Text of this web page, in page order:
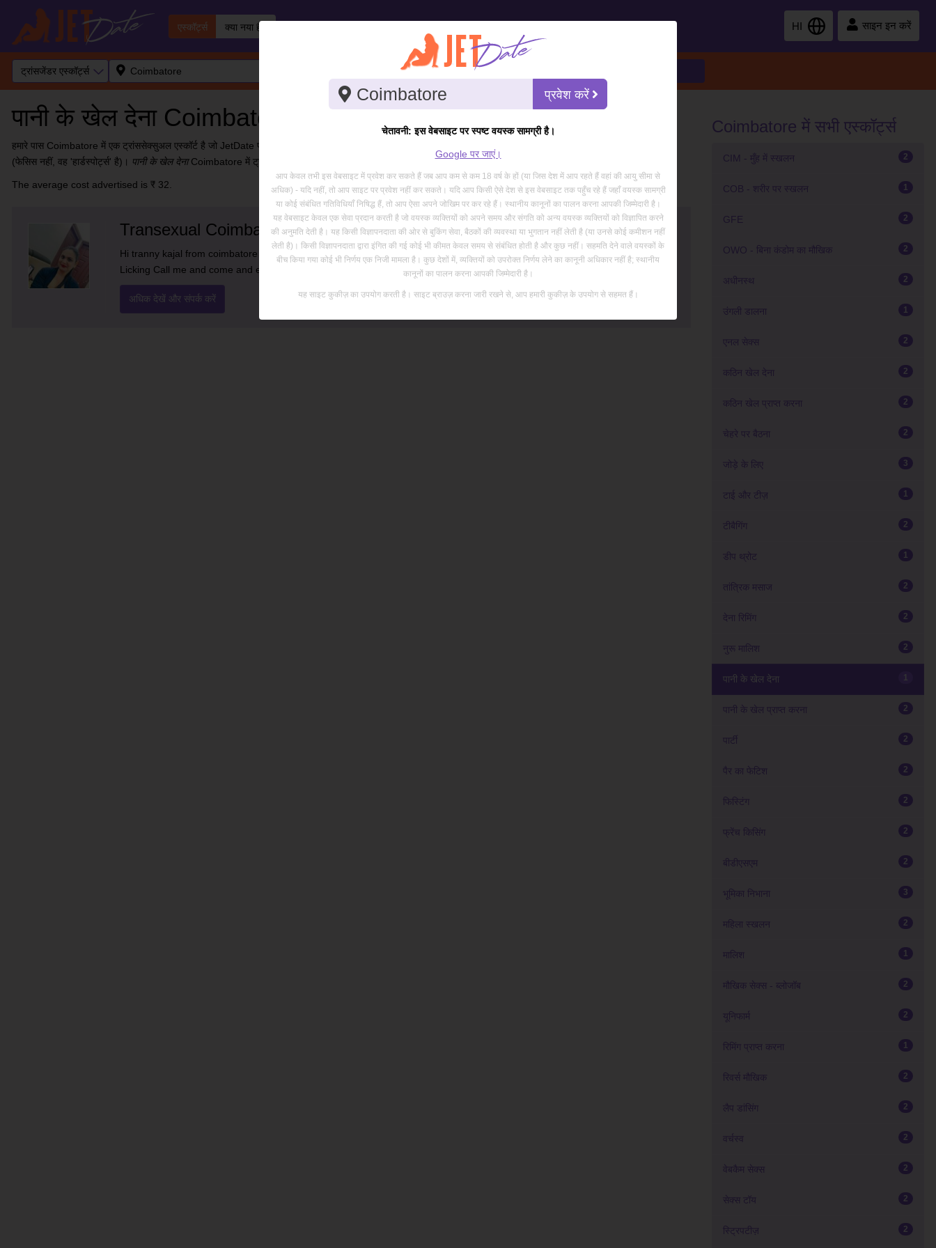
HI साइन इन करें
एस्कॉर्ट्स क्या नया है?
ट्रांसजेंडर एस्कॉर्ट्स पानी के खेल देना
पानी के खेल देना Coimbatore, India में ट्रांसजेंडर एस्कॉर्ट्स
हमारे पास Coimbatore में एक ट्रांससेक्सुअल एस्कॉर्ट है जो JetDate पर पानी के खेल देना की पेशकश करता है: शारीरिक तरल पदार्थों, सामान्यतः मूत्र या लार, से जुड़ी संवेदनात्मक या यौन खेल
(फेसिस नहीं, वह 'हार्डस्पोर्ट्स' है)। पानी के खेल देनाCoimbatore में ट्रांससेक्सुअल एस्कॉर्ट्स के बीच 34th सबसे लोकप्रिय सेवा है. देने का मतलब है कि साथी तरल पदार्थ प्रदान कर रहा है।
The average cost advertised is ₹ 32.
Transexual Coimbatore Kajal
Hi tranny kajal from coimbatore All services available Video chat Audio chat. Directmeet BDSM Massages Fucking Sucking
Licking Call me and come and enjoy Only paid services Time passers pls stay away
अधिक देखें और संपर्क करें
Coimbatore में सभी एस्कॉर्ट्स
CIM - मुँह में स्खलन 2
COB - शरीर पर स्खलन 1
GFE 2
OWO - बिना कंडोम का मौखिक 2
अधीनस्थ 2
उंगली डालना 1
एनल सेक्स 2
कठिन खेल देना 2
कठिन खेल प्राप्त करना 2
चेहरे पर बैठना 2
जोड़े के लिए 3
टाई और टीज़ 1
टीबैगिंग 2
डीप थ्रोट 1
तांत्रिक मसाज 2
देना रिमिंग 2
नुरू मालिश 2
पानी के खेल देना 1
पानी के खेल प्राप्त करना 2
पार्टी 2
पैर का फेटिश 2
फिस्टिंग 2
फ्रेंच किसिंग 2
बीडीएसएम 2
भूमिका निभाना 3
महिला स्खलन 2
मालिश 1
मौखिक सेक्स - ब्लोजॉब 2
यूनिफार्म 2
रिमिंग प्राप्त करना 1
रिवर्स मौखिक 2
लैप डांसिंग 2
वर्चस्व 2
वेबकैम सेक्स 2
सेक्स टॉय 2
स्ट्रिपटीज़ 2
प्रवेश करें
चेतावनी: इस वेबसाइट पर स्पष्ट वयस्क सामग्री है।
Google पर जाएं।
आप केवल तभी इस वेबसाइट में प्रवेश कर सकते हैं जब आप कम से कम 18 वर्ष के हों (या जिस देश में आप रहते हैं वहां की आयु सीमा से
अधिक) - यदि नहीं, तो आप साइट पर प्रवेश नहीं कर सकते। यदि आप किसी ऐसे देश से इस वेबसाइट तक पहुँच रहे हैं जहाँ वयस्क सामग्री
या कोई संबंधित गतिविधियाँ निषिद्ध हैं, तो आप ऐसा अपने जोखिम पर कर रहे हैं। स्थानीय कानूनों का पालन करना आपकी जिम्मेदारी है।
यह वेबसाइट केवल एक सेवा प्रदान करती है जो वयस्क व्यक्तियों को अपने समय और संगति को अन्य वयस्क व्यक्तियों को विज्ञापित करने
की अनुमति देती है। यह किसी विज्ञापनदाता की ओर से बुकिंग सेवा, बैठकों की व्यवस्था या भुगतान नहीं लेती है (या उनसे कोई कमीशन नहीं
लेती है)। किसी विज्ञापनदाता द्वारा इंगित की गई कोई भी कीमत केवल समय से संबंधित होती है और कुछ नहीं। सहमति देने वाले वयस्कों के
बीच किया गया कोई भी निर्णय एक निजी मामला है। कुछ देशों में, व्यक्तियों को उपरोक्त निर्णय लेने का कानूनी अधिकार नहीं है; स्थानीय
कानूनों का पालन करना आपकी जिम्मेदारी है।
यह साइट कुकीज़ का उपयोग करती है। साइट ब्राउज़ करना जारी रखने से, आप हमारी कुकीज़ के उपयोग से सहमत हैं।